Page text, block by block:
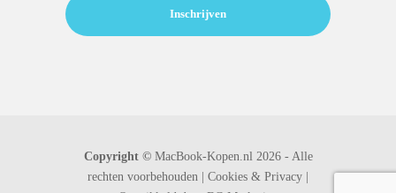
Copyright ©MacBook-Kopen.nl 2026 - Alle
rechten voorbehouden | Cookies & Privacy |